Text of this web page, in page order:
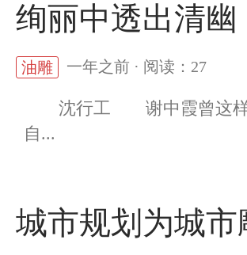
绚丽中透出清
油雕 一年之前 · 阅读：27
沈行工 谢中霞曾这样描
自...
城市规划为城